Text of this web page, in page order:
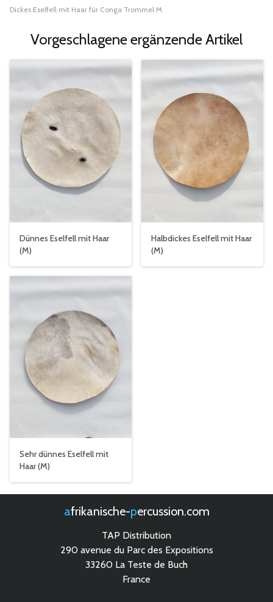
Dickes Eselfell mit Haar für Conga Trommel M
Vorgeschlagene ergänzende Artikel
Dünnes Eselfell mit Haar
(M)
Halbdickes Eselfell mit Haar
(M)
Sehr dünnes Eselfell mit
Haar (M)
afrikanische- percussion.com
TAP Distribution
290 avenue du Parc des Expositions
33260 La Teste de Buch
France